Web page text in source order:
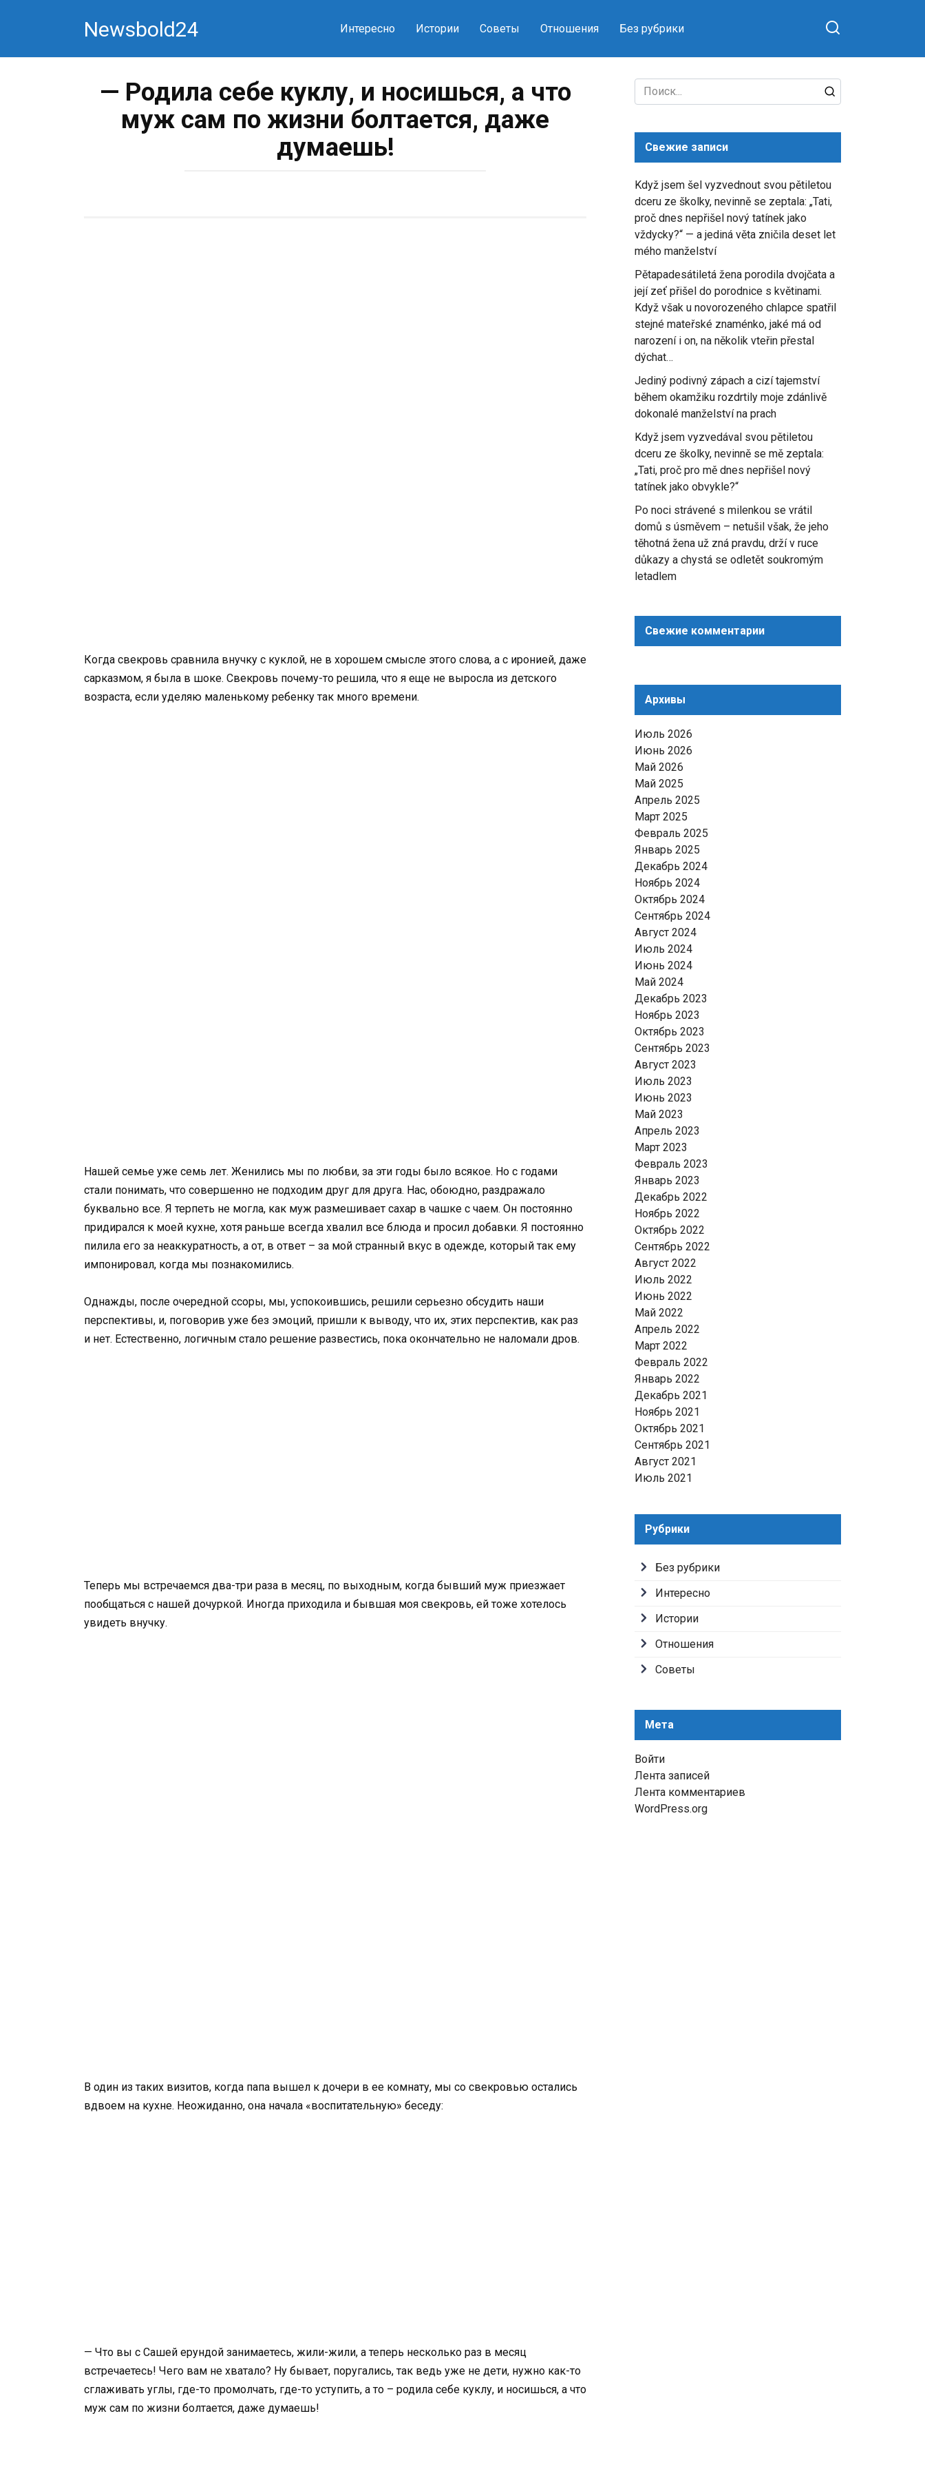
Newsbold24 Интересно Истории Советы Отношения Без рубрики
— Родила себе куклу, и носишься, а что
муж сам по жизни болтается, даже
думаешь!
Когда свекровь сравнила внучку с куклой, не в хорошем смысле этого слова, а с иронией, даже
сарказмом, я была в шоке. Свекровь почему-то решила, что я еще не выросла из детского
возраста, если уделяю маленькому ребенку так много времени.
Нашей семье уже семь лет. Женились мы по любви, за эти годы было всякое. Но с годами
стали понимать, что совершенно не подходим друг для друга. Нас, обоюдно, раздражало
буквально все. Я терпеть не могла, как муж размешивает сахар в чашке с чаем. Он постоянно
придирался к моей кухне, хотя раньше всегда хвалил все блюда и просил добавки. Я постоянно
пилила его за неаккуратность, а от, в ответ – за мой странный вкус в одежде, который так ему
импонировал, когда мы познакомились.
Однажды, после очередной ссоры, мы, успокоившись, решили серьезно обсудить наши
перспективы, и, поговорив уже без эмоций, пришли к выводу, что их, этих перспектив, как раз
и нет. Естественно, логичным стало решение развестись, пока окончательно не наломали дров.
Теперь мы встречаемся два-три раза в месяц, по выходным, когда бывший муж приезжает
пообщаться с нашей дочуркой. Иногда приходила и бывшая моя свекровь, ей тоже хотелось
увидеть внучку.
В один из таких визитов, когда папа вышел к дочери в ее комнату, мы со свекровью остались
вдвоем на кухне. Неожиданно, она начала «воспитательную» беседу:
— Что вы с Сашей ерундой занимаетесь, жили-жили, а теперь несколько раз в месяц
встречаетесь! Чего вам не хватало? Ну бывает, поругались, так ведь уже не дети, нужно как-то
сглаживать углы, где-то промолчать, где-то уступить, а то – родила себе куклу, и носишься, а что
муж сам по жизни болтается, даже думаешь!
Search
for:
Свежие записи
Když jsem šel vyzvednout svou pětiletou
dceru ze školky, nevinně se zeptala: „Tati,
proč dnes nepřišel nový tatínek jako
vždycky?“ — a jediná věta zničila deset let
mého manželství
Pětapadesátiletá žena porodila dvojčata a
její zeť přišel do porodnice s květinami.
Když však u novorozeného chlapce spatřil
stejné mateřské znaménko, jaké má od
narození i on, na několik vteřin přestal
dýchat…
Jediný podivný zápach a cizí tajemství
během okamžiku rozdrtily moje zdánlivě
dokonalé manželství na prach
Když jsem vyzvedával svou pětiletou
dceru ze školky, nevinně se mě zeptala:
„Tati, proč pro mě dnes nepřišel nový
tatínek jako obvykle?“
Po noci strávené s milenkou se vrátil
domů s úsměvem – netušil však, že jeho
těhotná žena už zná pravdu, drží v ruce
důkazy a chystá se odletět soukromým
letadlem
Свежие комментарии
Архивы
Июль 2026
Июнь 2026
Май 2026
Май 2025
Апрель 2025
Март 2025
Февраль 2025
Январь 2025
Декабрь 2024
Ноябрь 2024
Октябрь 2024
Сентябрь 2024
Август 2024
Июль 2024
Июнь 2024
Май 2024
Декабрь 2023
Ноябрь 2023
Октябрь 2023
Сентябрь 2023
Август 2023
Июль 2023
Июнь 2023
Май 2023
Апрель 2023
Март 2023
Февраль 2023
Январь 2023
Декабрь 2022
Ноябрь 2022
Октябрь 2022
Сентябрь 2022
Август 2022
Июль 2022
Июнь 2022
Май 2022
Апрель 2022
Март 2022
Февраль 2022
Январь 2022
Декабрь 2021
Ноябрь 2021
Октябрь 2021
Сентябрь 2021
Август 2021
Июль 2021
Рубрики
Без рубрики
Интересно
Истории
Отношения
Советы
Мета
Войти
Лента записей
Лента комментариев
WordPress.org